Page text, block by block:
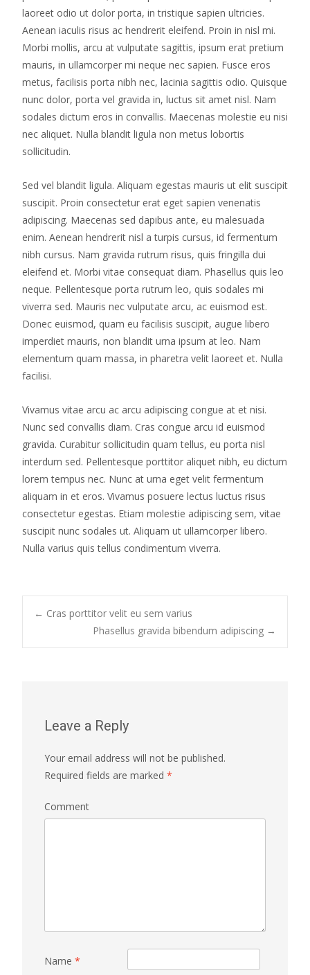
laoreet odio ut dolor porta, in tristique sapien ultricies.
Aenean iaculis risus ac hendrerit eleifend. Proin in nisl mi.
Morbi mollis, arcu at vulputate sagittis, ipsum erat pretium
mauris, in ullamcorper mi neque nec sapien. Fusce eros
metus, facilisis porta nibh nec, lacinia sagittis odio. Quisque
nunc dolor, porta vel gravida in, luctus sit amet nisl. Nam
sodales dictum eros in convallis. Maecenas molestie eu nisi
nec aliquet. Nulla blandit ligula non metus lobortis
sollicitudin.
Sed vel blandit ligula. Aliquam egestas mauris ut elit suscipit
suscipit. Proin consectetur erat eget sapien venenatis
adipiscing. Maecenas sed dapibus ante, eu malesuada
enim. Aenean hendrerit nisl a turpis cursus, id fermentum
nibh cursus. Nam gravida rutrum risus, quis fringilla dui
eleifend et. Morbi vitae consequat diam. Phasellus quis leo
neque. Pellentesque porta rutrum leo, quis sodales mi
viverra sed. Mauris nec vulputate arcu, ac euismod est.
Donec euismod, quam eu facilisis suscipit, augue libero
imperdiet mauris, non blandit urna ipsum at leo. Nam
elementum quam massa, in pharetra velit laoreet et. Nulla
facilisi.
Vivamus vitae arcu ac arcu adipiscing congue at et nisi.
Nunc sed convallis diam. Cras congue arcu id euismod
gravida. Curabitur sollicitudin quam tellus, eu porta nisl
interdum sed. Pellentesque porttitor aliquet nibh, eu dictum
lorem tempus nec. Nunc at urna eget velit fermentum
aliquam in et eros. Vivamus posuere lectus luctus risus
consectetur egestas. Etiam molestie adipiscing sem, vitae
suscipit nunc sodales ut. Aliquam ut ullamcorper libero.
Nulla varius quis tellus condimentum viverra.
Post navigation
← Cras porttitor velit eu sem varius
Phasellus gravida bibendum adipiscing →
Leave a Reply
Your email address will not be published.
Required fields are marked *
Comment
Name *